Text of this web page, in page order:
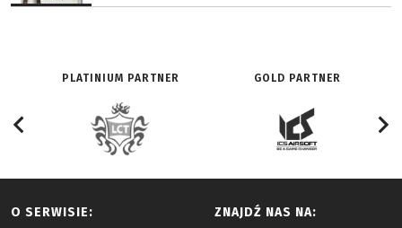
PLATINIUM PARTNER GOLD PARTNER
O SERWISIE: ZNAJDŹ NAS NA: